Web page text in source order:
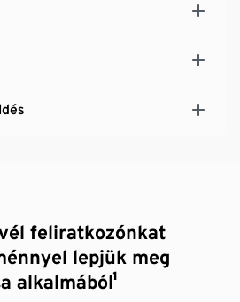
feliratkozónkat
lepjük meg
alkalmából¹